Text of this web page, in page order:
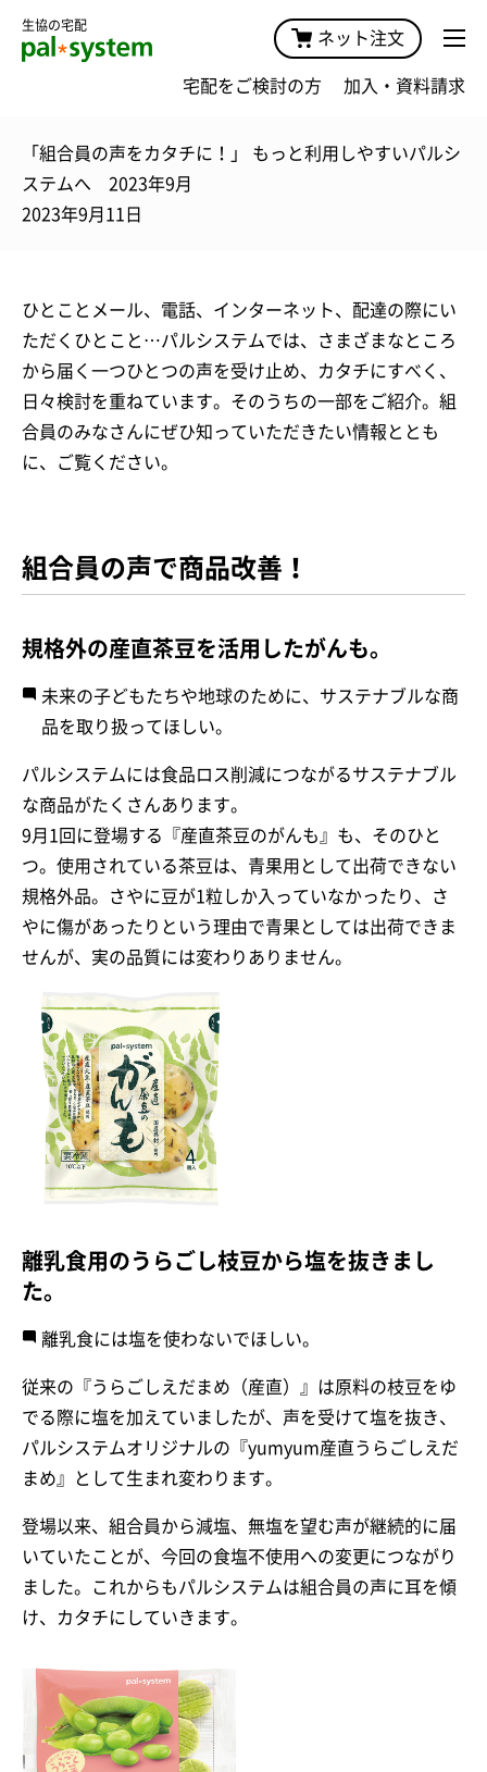
生協の宅配
ネット注文
宅配をご検討の方 加入・資料請求
「組合員の声をカタチに！」 もっと利用しやすいパルシ
ステムへ 2023年9月
2023年9月11日
ひとことメール、電話、インターネット、配達の際にい
ただくひとこと…パルシステムでは、さまざまなところ
から届く一つひとつの声を受け止め、カタチにすべく、
日々検討を重ねています。そのうちの一部をご紹介。組
合員のみなさんにぜひ知っていただきたい情報ととも
に、ご覧ください。
組合員の声で商品改善！
規格外の産直茶豆を活用したがんも。
未来の子どもたちや地球のために、サステナブルな商
品を取り扱ってほしい。
パルシステムには食品ロス削減につながるサステナブル
な商品がたくさんあります。
9月1回に登場する『産直茶豆のがんも』も、そのひと
つ。使用されている茶豆は、青果用として出荷できない
規格外品。さやに豆が1粒しか入っていなかったり、さ
やに傷があったりという理由で青果としては出荷できま
せんが、実の品質には変わりありません。
離乳食用のうらごし枝豆から塩を抜きまし
た。
離乳食には塩を使わないでほしい。
従来の『うらごしえだまめ（産直）』は原料の枝豆をゆ
でる際に塩を加えていましたが、声を受けて塩を抜き、
パルシステムオリジナルの『yumyum産直うらごしえだ
まめ』として生まれ変わります。
登場以来、組合員から減塩、無塩を望む声が継続的に届
いていたことが、今回の食塩不使用への変更につながり
ました。これからもパルシステムは組合員の声に耳を傾
け、カタチにしていきます。